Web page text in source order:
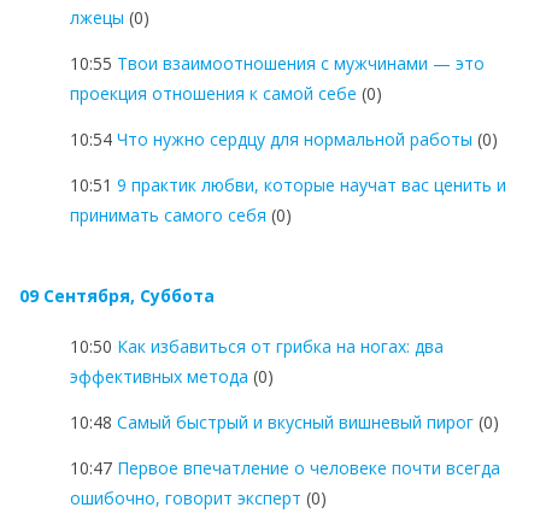
лжецы (0)
10:55 Твои взаимоотношения с мужчинами — это
проекция отношения к самой себе (0)
10:54 Что нужно сердцу для нормальной работы (0)
10:51 9 практик любви, которые научат вас ценить и
принимать самого себя (0)
09 Сентября, Суббота
10:50 Как избавиться от грибка на ногах: два
эффективных метода (0)
10:48 Cамый быстрый и вкусный вишневый пирог (0)
10:47 Первое впечатление о человеке почти всегда
ошибочно, говорит эксперт (0)